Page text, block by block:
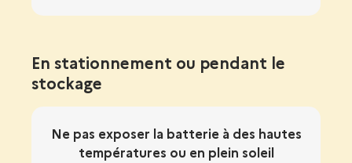
En stationnement ou pendant le
stockage
Ne pas exposer la batterie à des hautes
températures ou en plein soleil